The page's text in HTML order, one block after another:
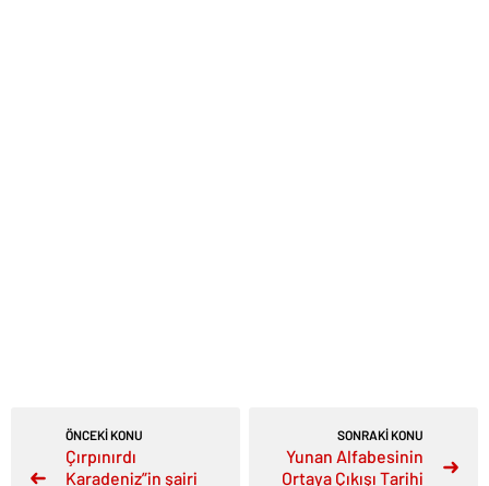
ÖNCEKİ KONU
Çırpınırdı
Karadeniz”in şairi
SONRAKİ KONU
Yunan Alfabesinin
Ortaya Çıkışı Tarihi